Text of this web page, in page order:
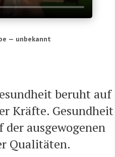
— unbe­kannt
beruht auf
Kräf­te. Gesund­heit
aus­ge­wo­ge­nen
Qualitäten.